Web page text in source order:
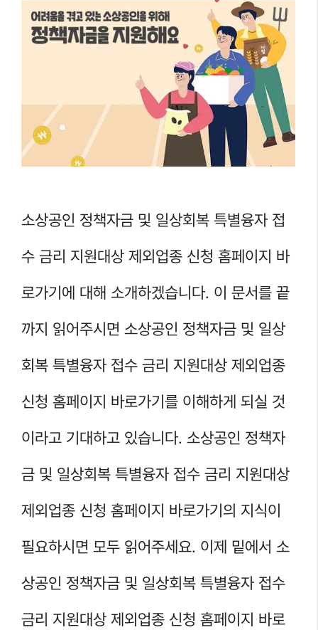
소상공인 정책자금 및 일상회복 특별융자 접
수 금리 지원대상 제외업종 신청 홈페이지 바
로가기에 대해 소개하겠습니다. 이 문서를 끝
까지 읽어주시면 소상공인 정책자금 및 일상
회복 특별융자 접수 금리 지원대상 제외업종
신청 홈페이지 바로가기를 이해하게 되실 것
이라고 기대하고 있습니다. 소상공인 정책자
금 및 일상회복 특별융자 접수 금리 지원대상
제외업종 신청 홈페이지 바로가기의 지식이
필요하시면 모두 읽어주세요. 이제 밑에서 소
상공인 정책자금 및 일상회복 특별융자 접수
금리 지원대상 제외업종 신청 홈페이지 바로